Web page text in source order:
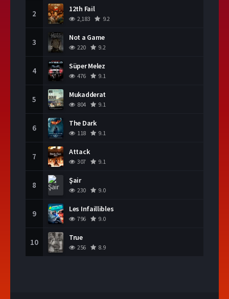
2 12th Fail
2,183 9.2
3 Not a Game
220 9.2
4 Süper Melez
476 9.1
5 Mukadderat
804 9.1
6 The Dark
118 9.1
7 Attack
307 9.1
8 Şair
230 9.0
9 Les Infaillibles
796 9.0
10 True
256 8.9